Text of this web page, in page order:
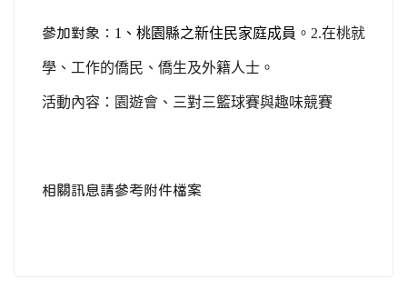
參加對象： 1 、桃園縣之新住民家庭成員 。2.在桃就
學、工作的僑民、僑生及外籍人士。
活動內容：園遊會、三對三籃球賽與趣味競賽
相關訊息請參考附件檔案